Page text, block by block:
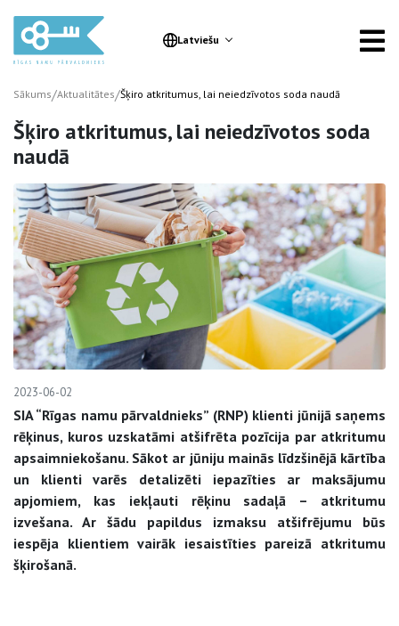
Latviešu
Sākums/Aktualitātes/Šķiro atkritumus, lai neiedzīvotos soda naudā
Šķiro atkritumus, lai neiedzīvotos soda
naudā
2023-06-02
SIA “Rīgas namu pārvaldnieks” (RNP) klienti jūnijā saņems
rēķinus, kuros uzskatāmi atšifrēta pozīcija par atkritumu
apsaimniekošanu. Sākot ar jūniju mainās līdzšinējā kārtība
un klienti varēs detalizēti iepazīties ar maksājumu
apjomiem, kas iekļauti rēķinu sadaļā – atkritumu
izvešana. Ar šādu papildus izmaksu atšifrējumu būs
iespēja klientiem vairāk iesaistīties pareizā atkritumu
šķirošanā.